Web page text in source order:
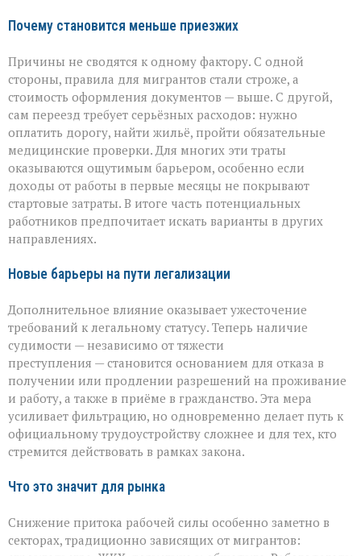
Почему становится меньше приезжих
Причины не сводятся к одному фактору. С одной
стороны, правила для мигрантов стали строже, а
стоимость оформления документов — выше. С другой,
сам переезд требует серьёзных расходов: нужно
оплатить дорогу, найти жильё, пройти обязательные
медицинские проверки. Для многих эти траты
оказываются ощутимым барьером, особенно если
доходы от работы в первые месяцы не покрывают
стартовые затраты. В итоге часть потенциальных
работников предпочитает искать варианты в других
направлениях.
Новые барьеры на пути легализации
Дополнительное влияние оказывает ужесточение
требований к легальному статусу. Теперь наличие
судимости — независимо от тяжести
преступления — становится основанием для отказа в
получении или продлении разрешений на проживание
и работу, а также в приёме в гражданство. Эта мера
усиливает фильтрацию, но одновременно делает путь к
официальному трудоустройству сложнее и для тех, кто
стремится действовать в рамках закона.
Что это значит для рынка
Снижение притока рабочей силы особенно заметно в
секторах, традиционно зависящих от мигрантов: